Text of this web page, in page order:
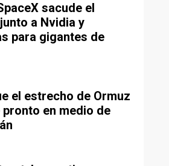
sacude el
a Nvidia y
para gigantes de
el estrecho de Ormuz
en medio de